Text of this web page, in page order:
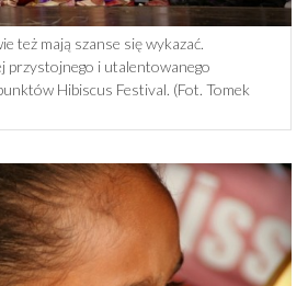
też mają szanse się wykazać.
przystojnego i utalentowanego
Hibiscus Festival. (Fot. Tomek